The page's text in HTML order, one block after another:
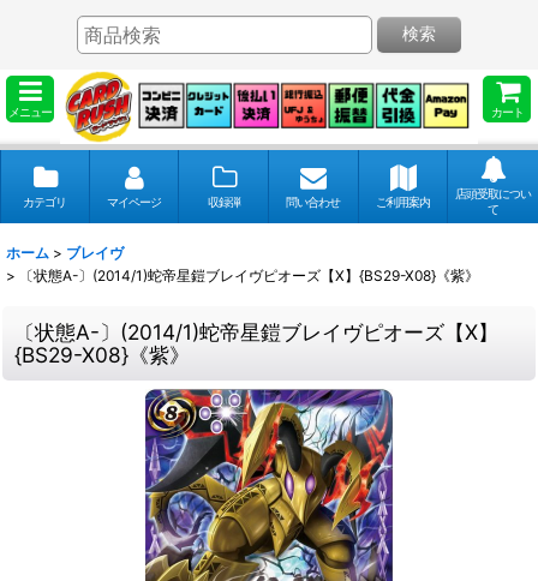
メニュー カート
検索
カテゴリ マイページ 収録弾 問い合わせ ご利用案内
店頭受取につい
て
ホーム > ブレイヴ
>
〔状態A-〕(2014/1)蛇帝星鎧ブレイヴピオーズ【X】{BS29-X08}《紫》
〔状態A-〕(2014/1)蛇帝星鎧ブレイヴピオーズ【X】
{BS29-X08}《紫》